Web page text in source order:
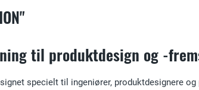
til produktdesign og -
specielt til ingeniører, produktdesignere